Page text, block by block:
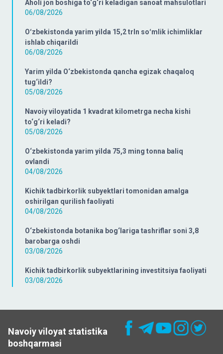
Aholi jon boshiga to‘g‘ri keladigan sanoat mahsulotlari
06/08/2026
Oʻzbekistonda yarim yilda 15,2 trln soʻmlik ichimliklar
ishlab chiqarildi
06/08/2026
Yarim yilda O‘zbekistonda qancha egizak chaqaloq
tug‘ildi?
05/08/2026
Navoiy viloyatida 1 kvadrat kilometrga necha kishi
to‘g‘ri keladi?
05/08/2026
O‘zbekistonda yarim yilda 75,3 ming tonna baliq
ovlandi
04/08/2026
Kichik tadbirkorlik subyektlari tomonidan amalga
oshirilgan qurilish faoliyati
04/08/2026
O‘zbekistonda botanika bog‘lariga tashriflar soni 3,8
barobarga oshdi
03/08/2026
Kichik tadbirkorlik subyektlarining investitsiya faoliyati
03/08/2026
Navoiy viloyat statistika
boshqarmasi